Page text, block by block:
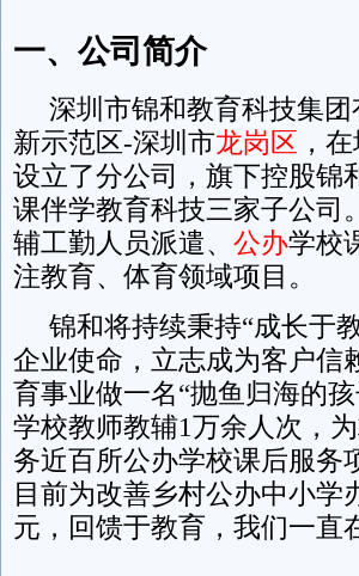
一、公司简介
深圳市锦和教育科技集团
新示范区-深圳市龙岗区 ，
设立了分公司，旗下控股锦
课伴学教育科技三家子公司
辅工勤人员派遣、 公办学校
注教育、体育领域项目。
锦和将持续秉持“成长于
企业使命，立志成为客户信
育事业做一名“抛鱼归海的
学校教师教辅1万余人次，
务近百所公办学校课后服务
目前为改善乡村公办中小学
元，回馈于教育，我们一直